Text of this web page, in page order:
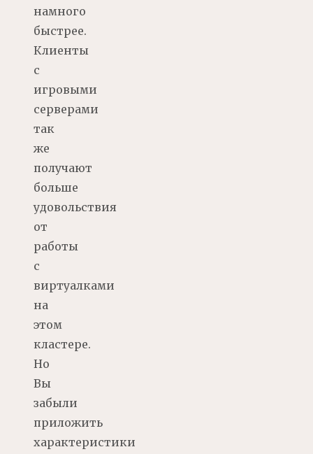
намного
быстрее.
Клиенты
с
игровыми
серверами
так
же
получают
больше
удовольствия
от
работы
с
виртуалками
на
этом
кластере.
Но
Вы
забыли
приложить
характеристики